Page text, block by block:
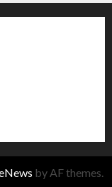
by AF themes.